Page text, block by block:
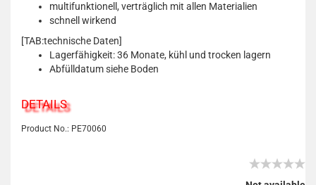
multifunktionell, verträglich mit allen Materialien
schnell wirkend
[TAB:technische Daten]
Lagerfähigkeit: 36 Monate, kühl und trocken lagern
Abfülldatum siehe Boden
DETAILS
Product No.: PE70060